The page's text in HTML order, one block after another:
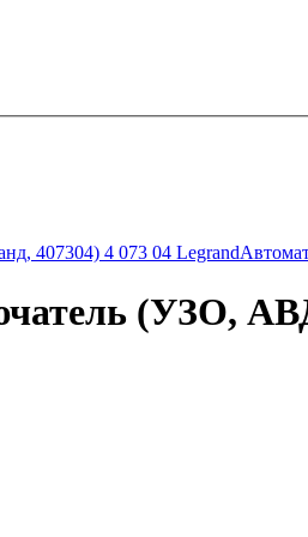
407304) 4 073 04 Legrand
(УЗО,